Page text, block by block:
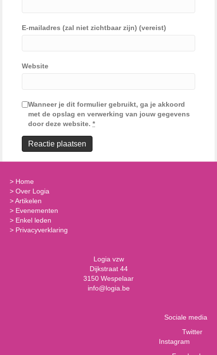
E-mailadres (zal niet zichtbaar zijn) (vereist)
Website
Wanneer je dit formulier gebruikt, ga je akkoord
met de opslag en verwerking van jouw gegevens
door deze website. *
> Home
> Over Logia
>Artikelen
> Evenementen
> Enkel leden
> Privacyverklaring
Logia vzw
Dijkstraat 44
3150 Wespelaar
info@logia.be
Sociale media
Twitter
Instagram